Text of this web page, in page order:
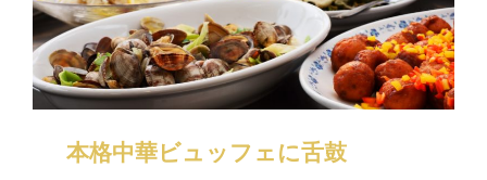
本格中華ビュッフェに舌鼓